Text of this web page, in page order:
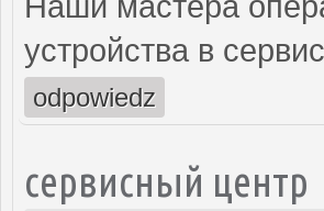
устройства в
odpowiedz
сервисный центр